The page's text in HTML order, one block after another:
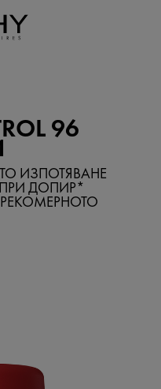
96
ИЗПОТЯВАНЕ
ДОПИР*